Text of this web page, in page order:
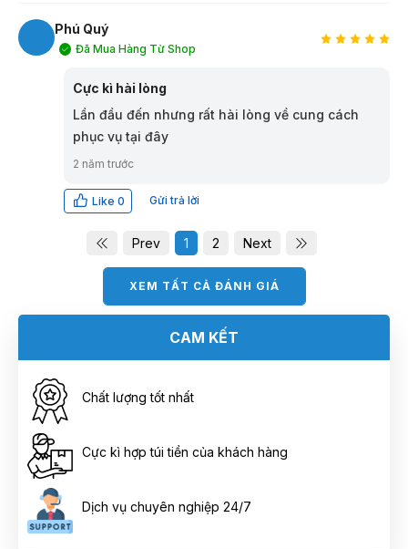
Phú Quý
Đã Mua Hàng Từ Shop
Cực kì hài lòng
Lần đầu đến nhưng rất hài lòng về cung cách
phục vụ tại đây
2 năm trước
Like 0 Gửi trả lời
Prev 1 2 Next
XEM TẤT CẢ ĐÁNH GIÁ
CAM KẾT
Chất lượng tốt nhất
Cực kì hợp túi tiền của khách hàng
Dịch vụ chuyên nghiệp 24/7